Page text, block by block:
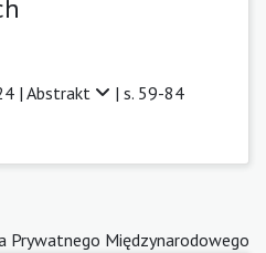
| Abstrakt | s. 59-84
Prywatnego Międzynarodowego